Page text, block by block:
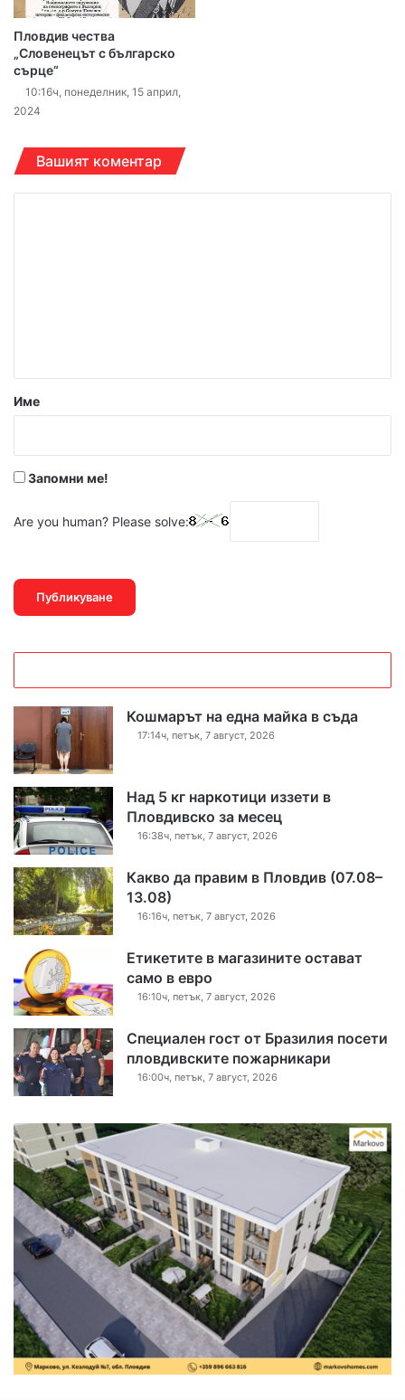
Пловдив чества
„Словенецът с българско
сърце“
10:16ч, понеделник, 15 април,
2024
Вашият коментар
р
Име
Запомни ме!
Are you human? Please solve:
Кошмарът на една майка в съда
17:14ч, петък, 7 август, 2026
Над 5 кг наркотици иззети в
Пловдивско за месец
16:38ч, петък, 7 август, 2026
Какво да правим в Пловдив (07.08–
13.08)
16:16ч, петък, 7 август, 2026
Етикетите в магазините остават
само в евро
16:10ч, петък, 7 август, 2026
Специален гост от Бразилия посети
пловдивските пожарникари
16:00ч, петък, 7 август, 2026